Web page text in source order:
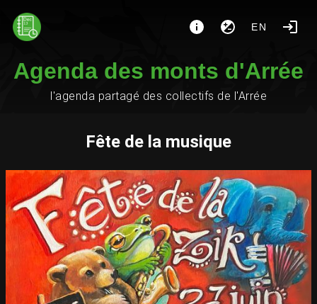
EN
Agenda des monts d'Arrée
l'agenda partagé des collectifs de l'Arrée
Fête de la musique